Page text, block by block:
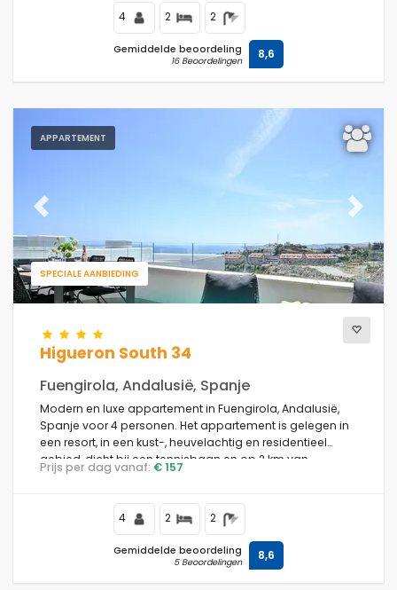
Middellandse Zee.
4 2 2
Gemiddelde beoordeling
16 Beoordelingen 8,6
APPARTEMENT
SPECIALE AANBIEDING
Previous Next
Higueron South 34
Fuengirola, Andalusië, Spanje
Modern en luxe appartement in Fuengirola, Andalusië,
Spanje voor 4 personen. Het appartement is gelegen in
een resort, in een kust-, heuvelachtig en residentieel
gebied, dicht bij een tennisbaan en op 2 km van
Carvajal Strand.
Prijs per dag vanaf: € 157
4 2 2
Gemiddelde beoordeling
5 Beoordelingen 8,6